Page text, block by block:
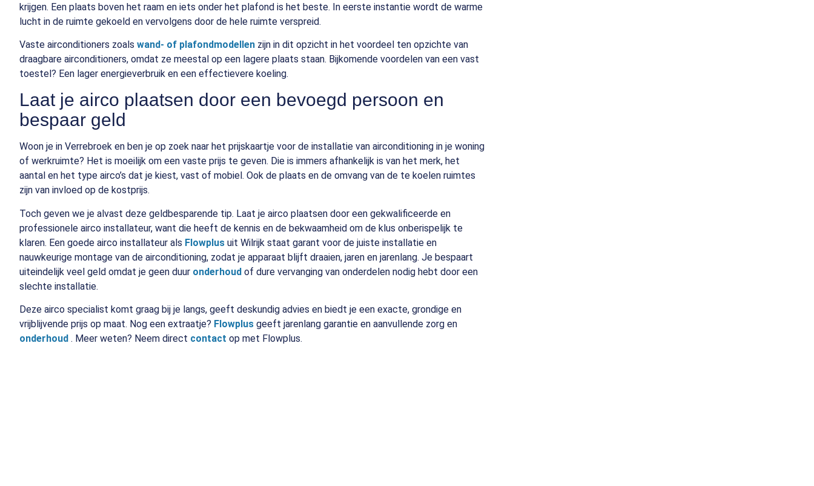
krijgen. Een plaats boven het raam en iets onder het plafond is het beste. In eerste instantie wordt de warme
lucht in de ruimte gekoeld en vervolgens door de hele ruimte verspreid.
Vaste airconditioners zoals wand- of plafondmodellen zijn in dit opzicht in het voordeel ten opzichte van
draagbare airconditioners, omdat ze meestal op een lagere plaats staan. Bijkomende voordelen van een vast
toestel? Een lager energieverbruik en een effectievere koeling.
Laat je airco plaatsen door een bevoegd persoon en
bespaar geld
Woon je in Verrebroek en ben je op zoek naar het prijskaartje voor de installatie van airconditioning in je woning
of werkruimte? Het is moeilijk om een vaste prijs te geven. Die is immers afhankelijk is van het merk, het
aantal en het type airco’s dat je kiest, vast of mobiel. Ook de plaats en de omvang van de te koelen ruimtes
zijn van invloed op de kostprijs.
Toch geven we je alvast deze geldbesparende tip. Laat je airco plaatsen door een gekwalificeerde en
professionele airco installateur, want die heeft de kennis en de bekwaamheid om de klus onberispelijk te
klaren. Een goede airco installateur als Flowplus uit Wilrijk staat garant voor de juiste installatie en
nauwkeurige montage van de airconditioning, zodat je apparaat blijft draaien, jaren en jarenlang. Je bespaart
uiteindelijk veel geld omdat je geen duur onderhoud of dure vervanging van onderdelen nodig hebt door een
slechte installatie.
Deze airco specialist komt graag bij je langs, geeft deskundig advies en biedt je een exacte, grondige en
vrijblijvende prijs op maat. Nog een extraatje? Flowplus geeft jarenlang garantie en aanvullende zorg en
onderhoud . Meer weten? Neem direct contact op met Flowplus.